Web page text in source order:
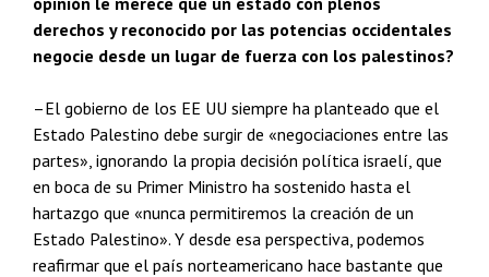
derechos y reconocido por las potencias occidentales
negocie desde un lugar de fuerza con los palestinos?
–El gobierno de los EE UU siempre ha planteado que el
Estado Palestino debe surgir de «negociaciones entre las
partes», ignorando la propia decisión política israelí, que
en boca de su Primer Ministro ha sostenido hasta el
hartazgo que «nunca permitiremos la creación de un
Estado Palestino». Y desde esa perspectiva, podemos
reafirmar que el país norteamericano hace bastante que